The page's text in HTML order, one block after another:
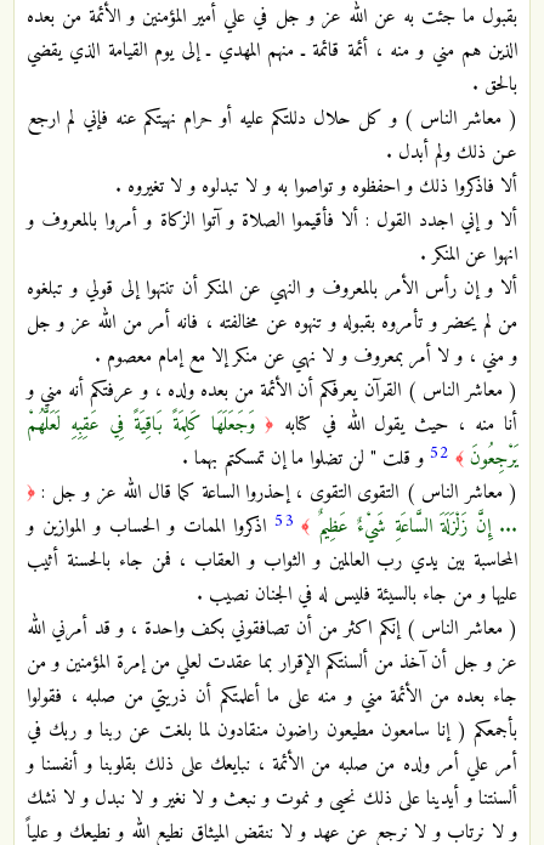
بقبول ما جئت به عن الله عز و جل في علي أمير المؤمنين و الأئمة من بعده
الذين هم مني و منه ، أئمة قائمة ـ منهم المهدي ـ إلى يوم القيامة الذي يقضي
بالحق .
( معاشر الناس ) و كل حلال دللتكم عليه أو حرام نهيتكم عنه فإني لم ارجع
عـن ذلك ولم أبدل .
ألا فاذكروا ذلك و احفظوه و تواصوا به و لا تبدلوه و لا تغيروه .
ألا و إني اجدد القول : ألا فأقيموا الصلاة و آتوا الزكاة و أمروا بالمعروف و
انهوا عن المنكر .
ألا و إن رأس الأمر بالمعروف و النهي عن المنكر أن تنتهوا إلى قولي و تبلغوه
من لم يحضر و تأمروه بقبوله و تنهوه عن مخالفته ، فانه أمر من الله عز و جل
و مني ، و لا أمر بمعروف و لا نهي عن منكر إلا مع إمام معصوم .
( معاشر الناس ) القرآن يعرفكم أن الأئمة من بعده ولده ، و عرفتكم أنه مني و
أنا منه ، حيث يقول الله في كتابه ﴿ وَجَعَلَهَا كَلِمَةً بَاقِيَةً فِي عَقِبِهِ لَعَلَّهُمْ
يَرْجِعُونَ ﴾ 52 و قلت " لن تضلوا ما إن تمسكتم بهما .
( معاشر الناس ) التقوى التقوى ، إحذروا الساعة كما قال الله عز و جل : ﴿
... إِنَّ زَلْزَلَةَ السَّاعَةِ شَيْءٌ عَظِيمٌ ﴾ 53 اذكروا الممات و الحساب و الموازين و
المحاسبة بين يدي رب العالمين و الثواب و العقاب ، فمن جاء بالحسنة أثيب
عليها و من جاء بالسيئة فليس له في الجنان نصيب .
( معاشر الناس ) إنكم اكثر من أن تصافقوني بكف واحدة ، و قد أمرني الله
عز و جل أن آخذ من ألسنتكم الإقرار بما عقدت لعلي من إمرة المؤمنين و من
جاء بعده من الأئمة مني و منه على ما أعلمتكم أن ذريتي من صلبه ، فقولوا
بأجمعكم ( إنا سامعون مطيعون راضون منقادون لما بلغت عن ربنا و ربك في
أمر علي أمر ولده من صلبه من الأئمة ، نبايعك على ذلك بقلوبنا و أنفسنا و
ألسنتنا و أيدينا على ذلك نحيى و نموت و نبعث و لا نغير و لا نبدل و لا نشك
و لا نرتاب و لا نرجع عن عهد و لا ننقض الميثاق نطيع الله و نطيعك و علياً